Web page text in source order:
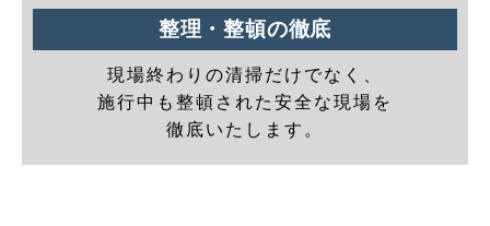
整理・整頓の徹底
現場終わりの清掃だけでなく、
施行中も整頓された安全な現場を
徹底いたします。